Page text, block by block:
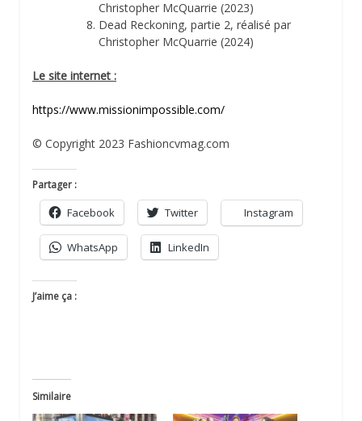
Christopher McQuarrie (2023)
Dead Reckoning, partie 2, réalisé par
Christopher McQuarrie (2024)
Le site internet :
https://www.missionimpossible.com/
© Copyright 2023 Fashioncvmag.com
Partager :
Facebook Twitter Instagram
WhatsApp LinkedIn
J’aime ça :
Similaire